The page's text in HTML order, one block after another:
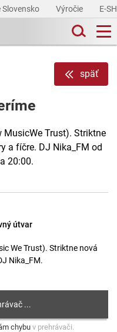
Slovensko Výročie E-
späť
MusicWe Trust). Striktne
a fíčre. DJ Nika_FM od
20:00.
útvar
We Trust). Striktne nová
Nika_FM.
chybuv prehrávači.